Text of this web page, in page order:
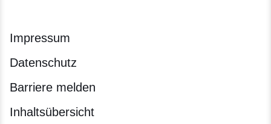
Impressum
Datenschutz
Barriere melden
Inhaltsübersicht